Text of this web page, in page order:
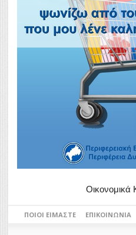
Οικονομικά
ΠΟΙΟΙ ΕΊΜΑΣΤΕ ΕΠΙΚΟΙΝΩΝΊΑ